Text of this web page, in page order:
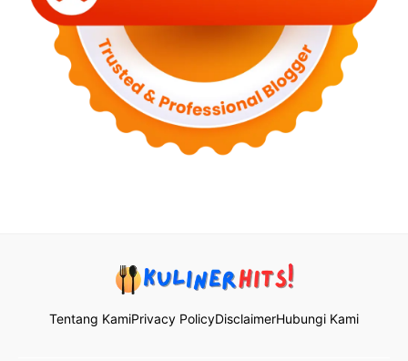
Tentang KamiPrivacy PolicyDisclaimerHubungi Kami